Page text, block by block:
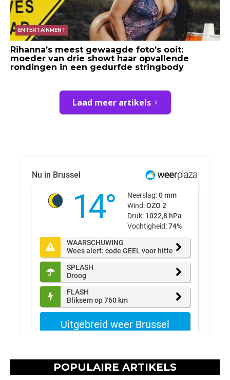
ENTERTAINMENT
Rihanna’s meest gewaagde foto’s ooit:
moeder van drie showt haar opvallende
rondingen in een gedurfde stringbody
Laad meer artikels
POPULAIRE ARTIKELS